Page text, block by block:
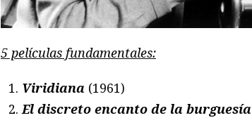
5 películas fundamentales:
Viridiana (1961)
El discreto encanto de la burguesía